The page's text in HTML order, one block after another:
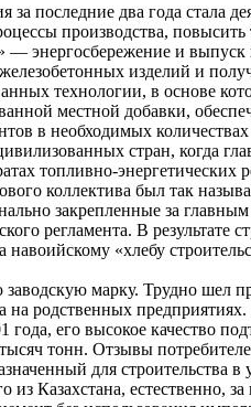
последние два года стала
производства,
— энергосбережение и
изделий и
технологии, в основе
местной добавки,
в необходимых
стран, когда
топливно-
коллектива был так
закрепленные за
регламента. В результате
«хлебу
марку. Трудно
на родственных
его высокое качество
тонн. Отзывы
для
из Казахстана,